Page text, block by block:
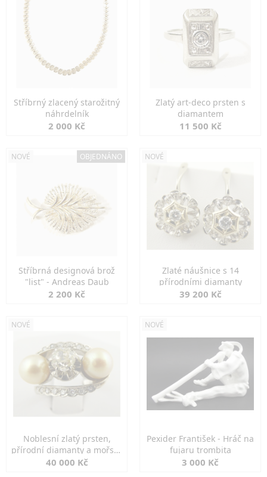
Stříbrný zlacený starožitný
náhrdelník
2 000 Kč
Zlatý art-deco prsten s
diamantem
11 500 Kč
NOVÉ OBJEDNÁNO
Stříbrná designová brož
"list" - Andreas Daub
2 200 Kč
NOVÉ
Zlaté náušnice s 14
přírodními diamanty
39 200 Kč
NOVÉ
Noblesní zlatý prsten,
přírodní diamanty a mořské
perly
40 000 Kč
NOVÉ
Pexider František - Hráč na
fujaru trombita
3 000 Kč